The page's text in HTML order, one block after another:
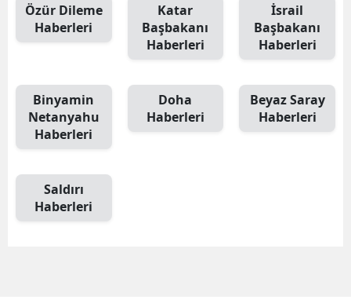
Özür Dileme
Haberleri
Katar
Başbakanı
Haberleri
İsrail
Başbakanı
Haberleri
Binyamin
Netanyahu
Haberleri
Doha
Haberleri
Beyaz Saray
Haberleri
Saldırı
Haberleri